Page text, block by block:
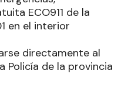
ECO911 de la
en el interior
directamente al
Policía de la provincia